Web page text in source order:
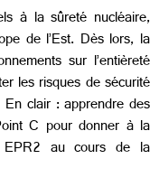
à la sûreté nucléaire,
de l’Est. Dès lors, la
sur l’entièreté
les risques de sécurité
clair : apprendre des
C pour donner à la
au cours de la